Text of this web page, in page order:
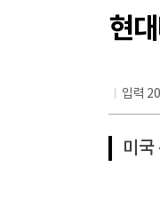
현
입력
미